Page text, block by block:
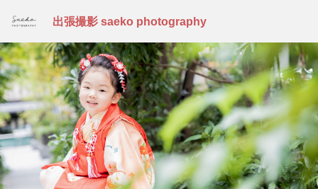
出張撮影 saeko photography